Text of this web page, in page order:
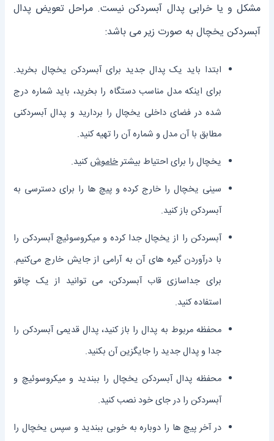
مشکل و یا خرابی پدال آبسردکن نیست. مراحل تعویض پدال
آبسرد‌کن یخچال به صورت زیر می‌ باشد:
ابتدا باید یک پدال جدید برای آبسرد‌کن یخچال بخرید.
برای اینکه مدل مناسب دستگاه را بخرید، باید شماره درج
شده در فضای داخلی یخچال را بردارید و پدال آبسرد‌کنی
مطابق با آن مدل و شماره آن را تهیه کنید.
یخچال را برای احتیاط بیشترخاموشکنید.
سینی یخچال را خارج کرده و پیچ‌ ها را برای دسترسی به
آبسرد‌‌کن باز کنید.
آبسرد‌کن را از یخچال جدا کرده و میکرو‌سوئیچ آبسردکن را
با در‌آوردن گیره‌ های آن به آرامی از جایش خارج می‌کنیم.
برای جداسازی قاب آبسردکن، می ‌توانید از یک چاقو
استفاده کنید.
محفظه مربوط به پدال را باز کنید، پدال قدیمی آبسرد‌کن را
جدا و پدال جدید را جایگزین آن بکنید.
محفظه پدال آبسرد‌کن یخچال را ببندید و میکروسوئیچ و
آبسرد‌کن را در جای خود نصب کنید.
در آخر پیچ ‌ها را دوباره به خوبی ببندید و سپس یخچال را